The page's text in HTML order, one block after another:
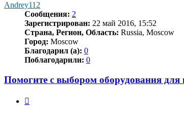
Andrey112
Сообщения: 2
Зарегистрирован: 22 май 2016, 15:52
Страна, Регион, Область: Russia, Moscow
Город: Moscow
Благодарил (а): 0
Поблагодарили: 0
Помогите с выбором оборудования